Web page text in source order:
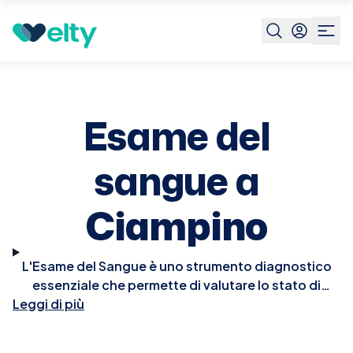
Prenota visita Ciampino
Esame del
sangue a
Ciampino
L'Esame del Sangue è uno strumento diagnostico
essenziale che permette di valutare lo stato di
salute generale, diagnosticare malattie, monitorare
Leggi di più